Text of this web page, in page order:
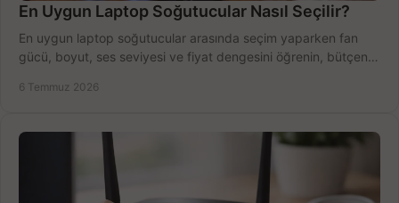
En Uygun Laptop Soğutucular Nasıl Seçilir?
En uygun laptop soğutucular arasında seçim yaparken fan
gücü, boyut, ses seviyesi ve fiyat dengesini öğrenin, bütçenizi
6 Temmuz 2026